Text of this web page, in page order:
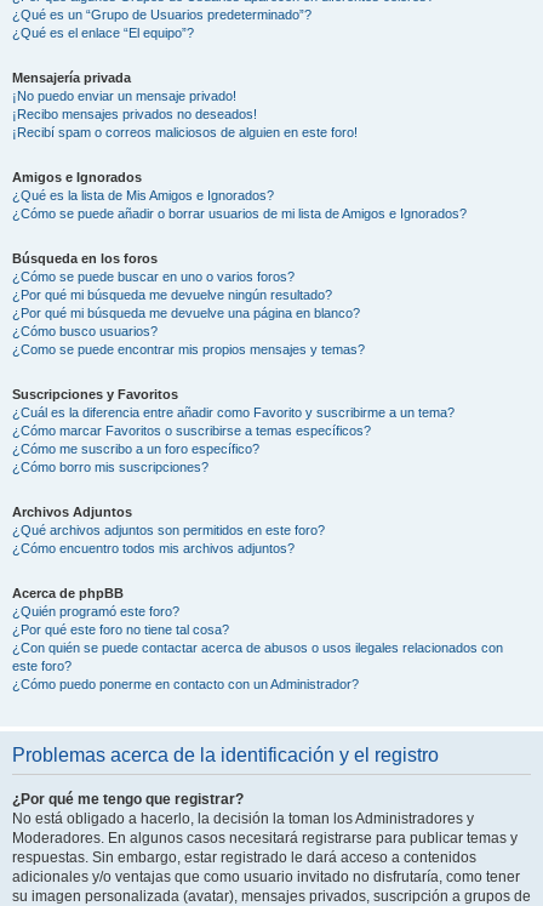
¿Qué es un “Grupo de Usuarios predeterminado”?
¿Qué es el enlace “El equipo”?
Mensajería privada
¡No puedo enviar un mensaje privado!
¡Recibo mensajes privados no deseados!
¡Recibí spam o correos maliciosos de alguien en este foro!
Amigos e Ignorados
¿Qué es la lista de Mis Amigos e Ignorados?
¿Cómo se puede añadir o borrar usuarios de mi lista de Amigos e Ignorados?
Búsqueda en los foros
¿Cómo se puede buscar en uno o varios foros?
¿Por qué mi búsqueda me devuelve ningún resultado?
¿Por qué mi búsqueda me devuelve una página en blanco?
¿Cómo busco usuarios?
¿Como se puede encontrar mis propios mensajes y temas?
Suscripciones y Favoritos
¿Cuál es la diferencia entre añadir como Favorito y suscribirme a un tema?
¿Cómo marcar Favoritos o suscribirse a temas específicos?
¿Cómo me suscribo a un foro específico?
¿Cómo borro mis suscripciones?
Archivos Adjuntos
¿Qué archivos adjuntos son permitidos en este foro?
¿Cómo encuentro todos mis archivos adjuntos?
Acerca de phpBB
¿Quién programó este foro?
¿Por qué este foro no tiene tal cosa?
¿Con quién se puede contactar acerca de abusos o usos ilegales relacionados con
este foro?
¿Cómo puedo ponerme en contacto con un Administrador?
Problemas acerca de la identificación y el registro
¿Por qué me tengo que registrar?
No está obligado a hacerlo, la decisión la toman los Administradores y
Moderadores. En algunos casos necesitará registrarse para publicar temas y
respuestas. Sin embargo, estar registrado le dará acceso a contenidos
adicionales y/o ventajas que como usuario invitado no disfrutaría, como tener
su imagen personalizada (avatar), mensajes privados, suscripción a grupos de